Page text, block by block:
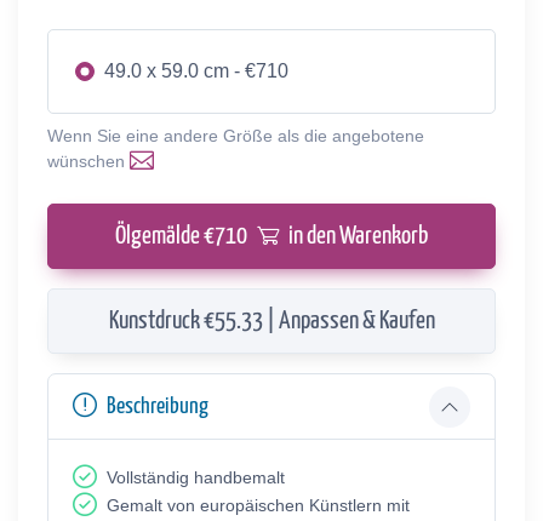
49.0 x 59.0 cm - €710
Wenn Sie eine andere Größe als die angebotene
wünschen
Ölgemälde €710 in den Warenkorb
Kunstdruck €55.33 | Anpassen & Kaufen
Beschreibung
Vollständig handbemalt
Gemalt von europäischen Künstlern mit